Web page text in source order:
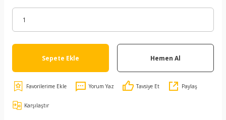
Sepete Ekle Hemen Al
Yorum Yaz Tavsiye Et Paylaş
Karşılaştır